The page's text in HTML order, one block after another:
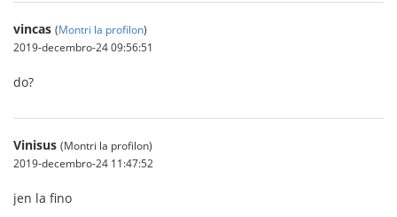
vincas (Montri la profilon)
2019-decembro-24 09:56:51
do?
Vinisus (Montri la profilon)
2019-decembro-24 11:47:52
jen la fino